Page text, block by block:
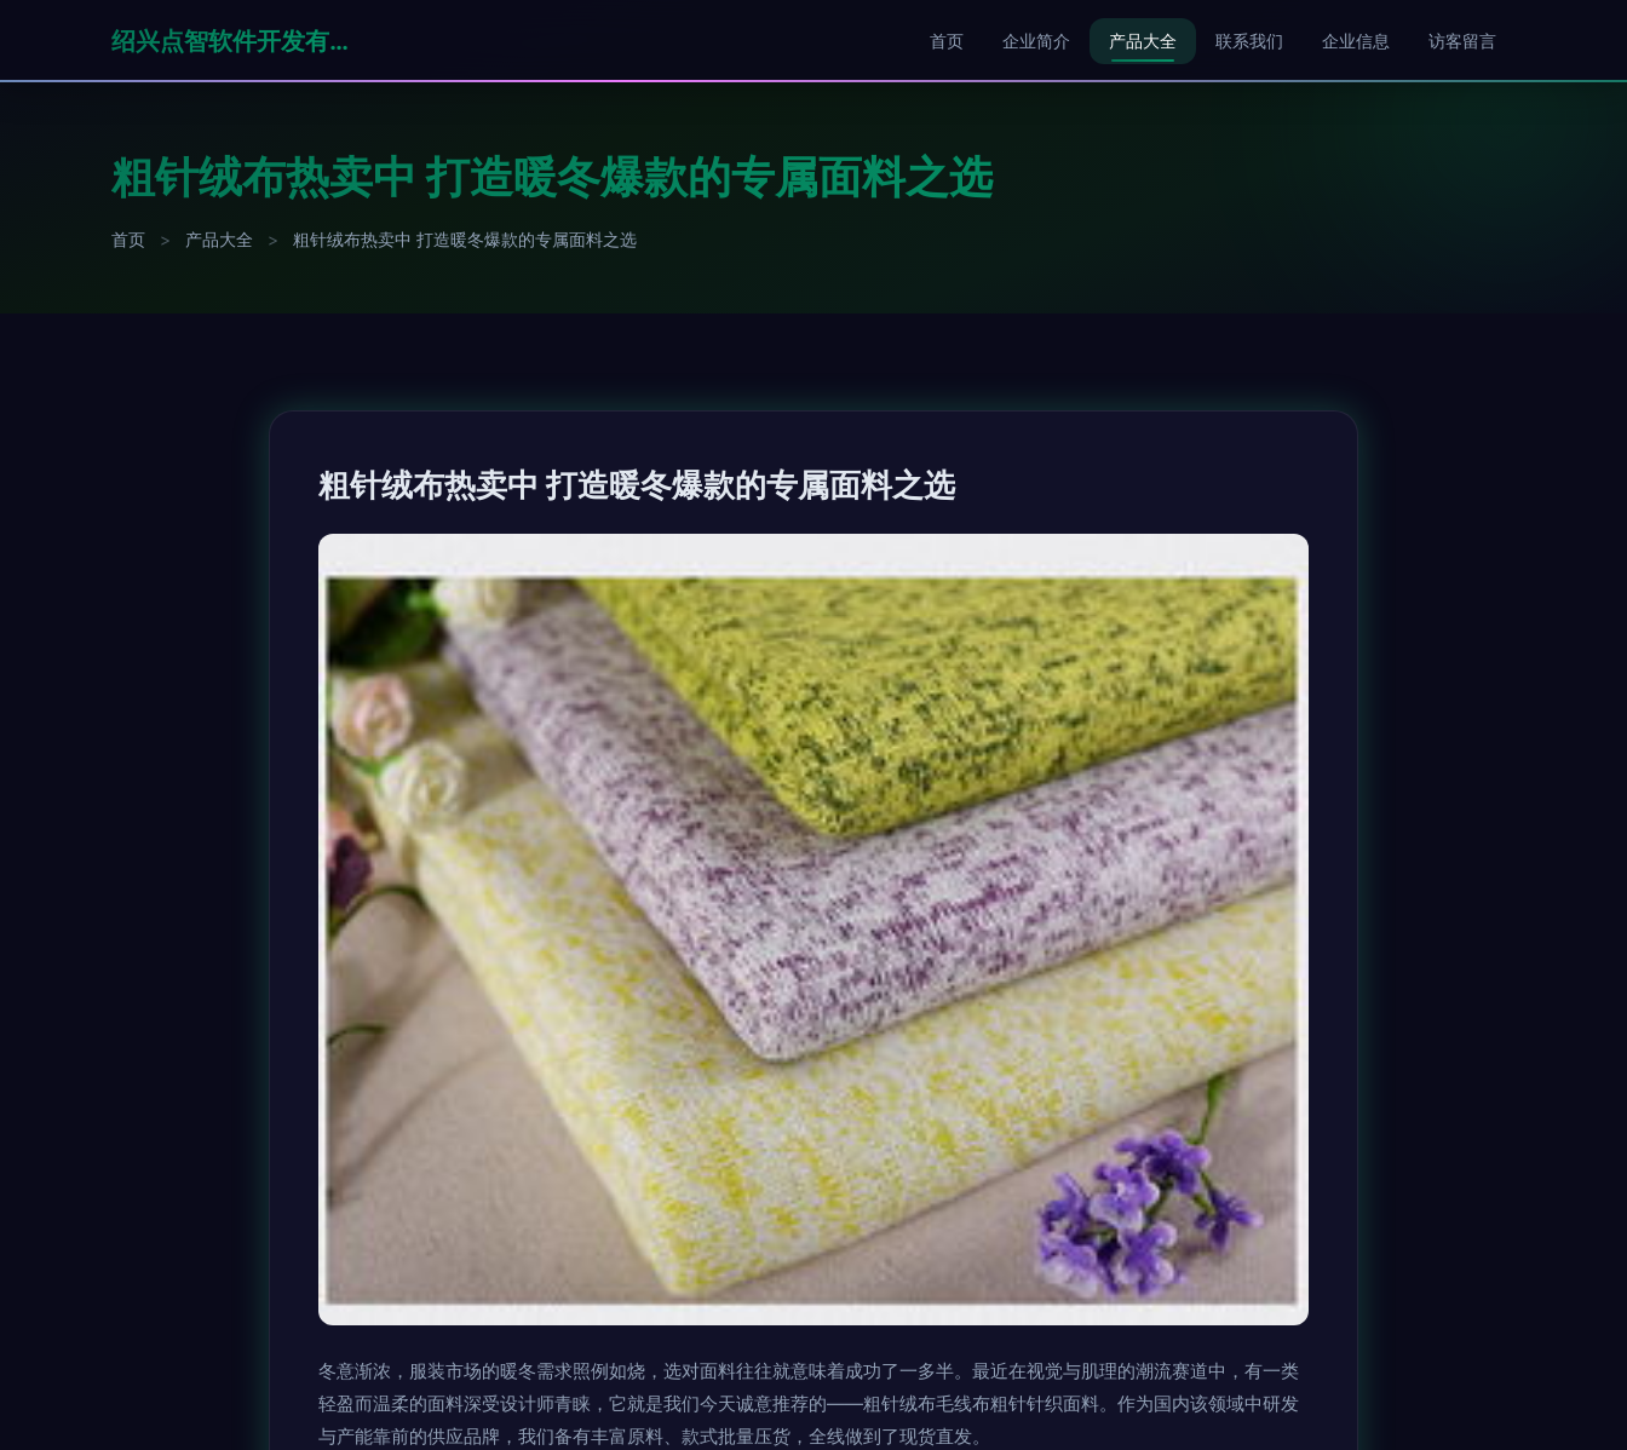
绍兴点智软件开发有限公司 首页 企业简介 产品大全 联系我们 企业信息 访客留言
粗针绒布热卖中 打造暖冬爆款的专属面料之选
首页 > 产品大全 > 粗针绒布热卖中 打造暖冬爆款的专属面料之选
粗针绒布热卖中 打造暖冬爆款的专属面料之选
冬意渐浓，服装市场的暖冬需求照例如烧，选对面料往往就意味着成功了一多半。最近在视觉与肌理的潮流赛道中，有一类
轻盈而温柔的面料深受设计师青睐，它就是我们今天诚意推荐的——粗针绒布毛线布粗针针织面料。作为国内该领域中研发
与产能靠前的供应品牌，我们备有丰富原料、款式批量压货，全线做到了现货直发。